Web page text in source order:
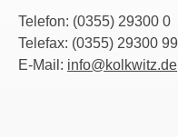
Telefon: (0355) 29300 0
Telefax: (0355) 29300 99
E-Mail: info@kolkwitz.de